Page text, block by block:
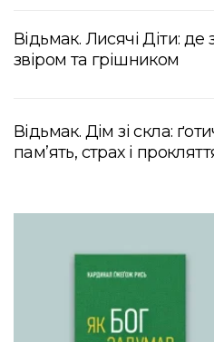
Відьмак. Лисячі Діти:
звіром та грішником
Відьмак. Дім зі скла:
пам’ять, страх і